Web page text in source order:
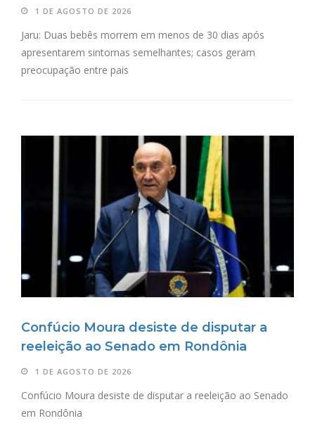
1 DE AGOSTO DE 2026
Jaru: Duas bebês morrem em menos de 30 dias após
apresentarem sintomas semelhantes; casos geram
preocupação entre pais
Confúcio Moura desiste de disputar a
reeleição ao Senado em Rondônia
1 DE AGOSTO DE 2026
Confúcio Moura desiste de disputar a reeleição ao Senado
em Rondônia